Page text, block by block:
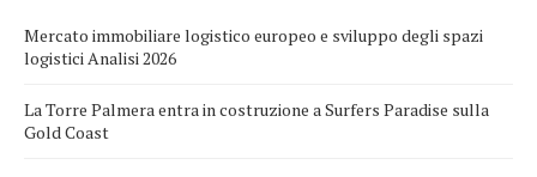
Mercato immobiliare logistico europeo e sviluppo degli spazi
logistici Analisi 2026
La Torre Palmera entra in costruzione a Surfers Paradise sulla
Gold Coast